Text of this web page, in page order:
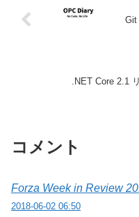
Git
.NET Core 2.1
コメント
Forza Week in Review
2018-06-02 06:50